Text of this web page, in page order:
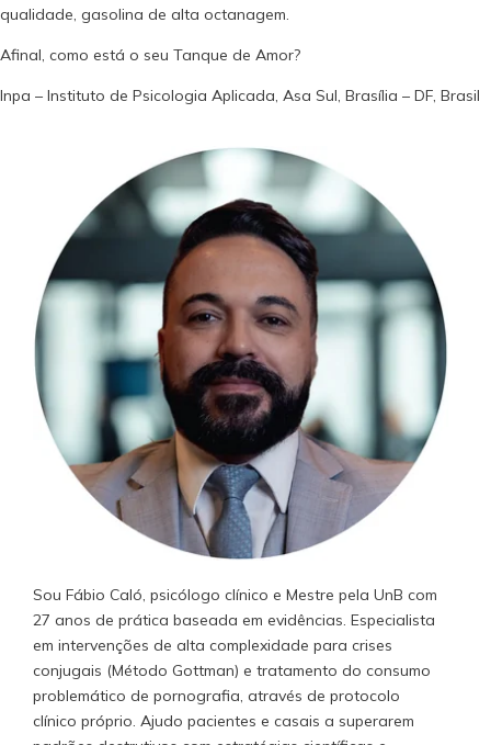
qualidade, gasolina de alta octanagem.
Afinal, como está o seu Tanque de Amor?
Inpa – Instituto de Psicologia Aplicada, Asa Sul, Brasília – DF, Brasil
Sou Fábio Caló, psicólogo clínico e Mestre pela UnB com
27 anos de prática baseada em evidências. Especialista
em intervenções de alta complexidade para crises
conjugais (Método Gottman) e tratamento do consumo
problemático de pornografia, através de protocolo
clínico próprio. Ajudo pacientes e casais a superarem